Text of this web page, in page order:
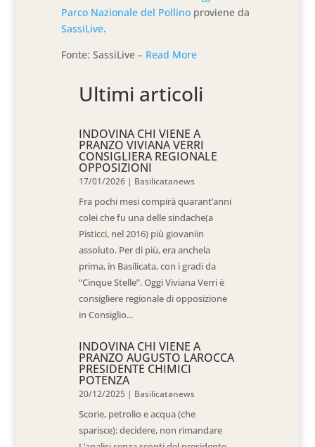
Parco Nazionale del Pollino proviene da
SassiLive.
Fonte: SassiLive – Read More
Ultimi articoli
INDOVINA CHI VIENE A
PRANZO VIVIANA VERRI
CONSIGLIERA REGIONALE
OPPOSIZIONI
17/01/2026 | Basilicatanews
Fra pochi mesi compirà quarant’anni
colei che fu una delle sindache(a
Pisticci, nel 2016) più giovaniin
assoluto. Per di più, era anchela
prima, in Basilicata, con i gradi da
“Cinque Stelle”. Oggi Viviana Verri è
consigliere regionale di opposizione
in Consiglio...
INDOVINA CHI VIENE A
PRANZO AUGUSTO LAROCCA
PRESIDENTE CHIMICI
POTENZA
20/12/2025 | Basilicatanews
Scorie, petrolio e acqua (che
sparisce): decidere, non rimandare